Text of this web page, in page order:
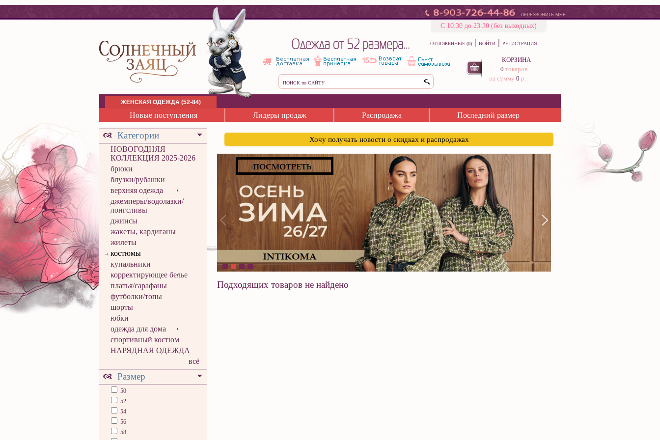
ПЕРЕЗВОНИТЬ МНЕ
С 10:30 до 23:30 (без выходных)
ОТЛОЖЕННЫЕ (0) | ВОЙТИ | РЕГИСТРАЦИЯ
КОРЗИНА
0 товаров
на сумму 0 р.
ЖЕНСКАЯ ОДЕЖДА (52-84)
Новые поступления Лидеры продаж Распродажа Последний размер
Категории
НОВОГОДНЯЯ
КОЛЛЕКЦИЯ 2025-2026
брюки
блузки/рубашки
верхняя одежда
джемперы/водолазки/
лонгсливы
джинсы
жакеты, кардиганы
жилеты
костюмы
купальники
корректирующее белье
платья/сарафаны
футболки/топы
шорты
юбки
одежда для дома
спортивный костюм
НАРЯДНАЯ ОДЕЖДА
всё
Размер
50
52
54
56
58
Хочу получать новости о скидках и распродажах
Подходящих товаров не найдено